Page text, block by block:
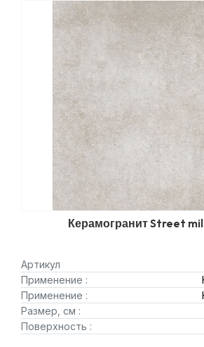
Керамогранит Street
Артикул
Применение :
Применение :
Размер, см :
Поверхность :